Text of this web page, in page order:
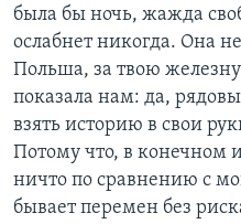
была бы ночь, жажда
ослабнет никогда. Она
Польша, за твою
показала нам: да,
взять историю в свои
Потому что, в конечном
ничто по сравнению с
бывает перемен без